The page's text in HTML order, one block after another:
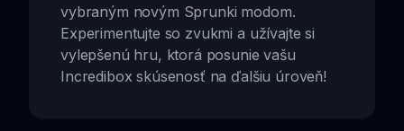
vybraným novým Sprunki modom.
Experimentujte so zvukmi a užívajte si
vylepšenú hru, ktorá posunie vašu
Incredibox skúsenosť na ďalšiu úroveň!